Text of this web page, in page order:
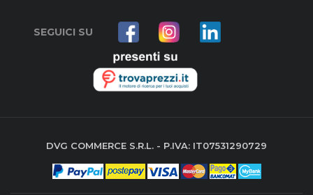
SEGUICI SU
DVG COMMERCE S.R.L. - P.IVA: IT07531290729